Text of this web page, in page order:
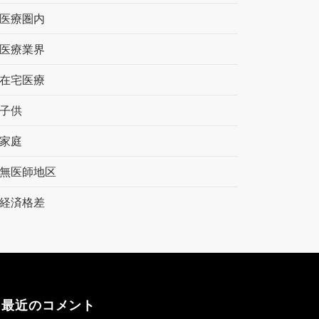
医療圏内
医療業界
在宅医療
子供
家庭
無医師地区
経済格差
最近のコメント